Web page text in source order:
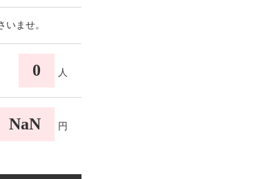
ませ。
0 人
NaN 円